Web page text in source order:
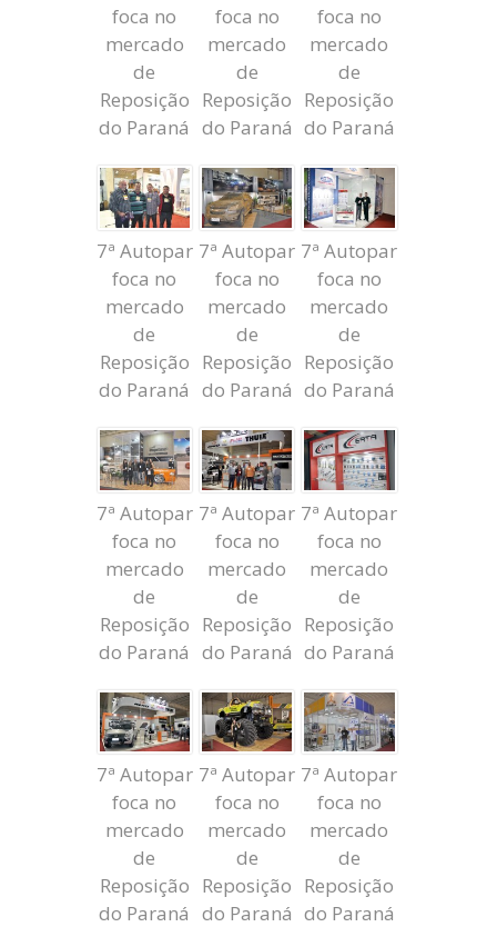
foca no
mercado
de
Reposição
do Paraná
foca no
mercado
de
Reposição
do Paraná
foca no
mercado
de
Reposição
do Paraná
7ª Autopar
foca no
mercado
de
Reposição
do Paraná
7ª Autopar
foca no
mercado
de
Reposição
do Paraná
7ª Autopar
foca no
mercado
de
Reposição
do Paraná
7ª Autopar
foca no
mercado
de
Reposição
do Paraná
7ª Autopar
foca no
mercado
de
Reposição
do Paraná
7ª Autopar
foca no
mercado
de
Reposição
do Paraná
7ª Autopar
foca no
mercado
de
Reposição
do Paraná
7ª Autopar
foca no
mercado
de
Reposição
do Paraná
7ª Autopar
foca no
mercado
de
Reposição
do Paraná